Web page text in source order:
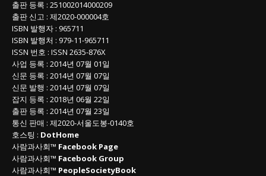
출판 등록 : 251002014000209
출판 신고 : 제2020-000004호
ISBN 발행자 : 965711
ISBN 발행처 : 979-11-965711
ISSN 번호 : ISSN 2635-876X
사업 등록 : 2014년 07월 01일
신문 등록 : 2014년 07월 07일
신문 발행 : 2014년 07월 07일
잡지 등록 : 2018년 06월 22일
출판 등록 : 2014년 07월 23일
통신 판매 : 제2020-서울도봉-0140호
호스팅 : DotHome
사람과사회™ Facebook Page
사람과사회™ Facebook Group
사람과사회™ PeopleSocietyBook